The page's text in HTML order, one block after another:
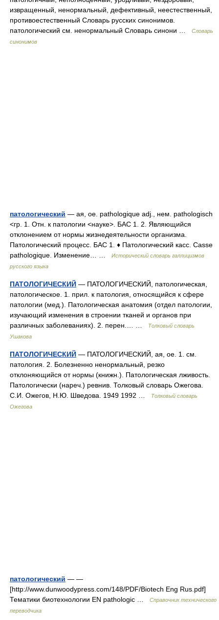
извращенный, ненормальный, дефективный, неестественный,
противоестественный Словарь русских синонимов.
патологический см. ненормальный Словарь синони …
Словарь
синонимов
патологический — ая, ое. pathologique adj., нем. pathologisch
<гр. 1. Отн. к патологии <науке>. БАС 1. 2. Являющийся
отклонением от нормы жизнедеятельности организма.
Патологический процесс. БАС 1. ♦ Патологический касс. Casse
pathologique. Изменение… …
Исторический словарь галлицизмов
русского языка
ПАТОЛОГИЧЕСКИЙ — ПАТОЛОГИЧЕСКИЙ, патологическая,
патологическое. 1. прил. к патология, относящийся к сфере
патологии (мед.). Патологическая анатомия (отдел патологии,
изучающий изменения в строении тканей и органов при
различных заболеваниях). 2. перен.… …
Толковый словарь
Ушакова
ПАТОЛОГИЧЕСКИЙ — ПАТОЛОГИЧЕСКИЙ, ая, ое. 1. см.
патология. 2. Болезненно ненормальный, резко
отклоняющийся от нормы (книжн.). Патологическая лживость.
Патологически (нареч.) ревнив. Толковый словарь Ожегова.
С.И. Ожегов, Н.Ю. Шведова. 1949 1992 …
Толковый словарь
Ожегова
патологический — —
[http://www.dunwoodypress.com/148/PDF/Biotech Eng Rus.pdf]
Тематики биотехнологии EN pathologic …
Справочник технического
переводчика